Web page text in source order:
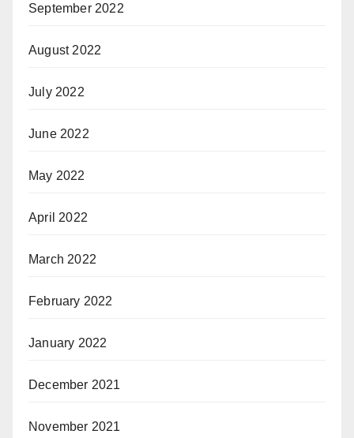
September 2022
August 2022
July 2022
June 2022
May 2022
April 2022
March 2022
February 2022
January 2022
December 2021
November 2021